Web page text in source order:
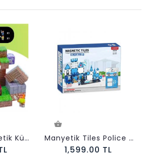
50 Parça Manyetik Küpler Yapı Blokları 2 Adet Sürpriz Karakterler Manyetik Tiles Police Renkli 42 Parça Manyetik Yapı Magnetic Bloklar Polis Seti
1,599.00 TL